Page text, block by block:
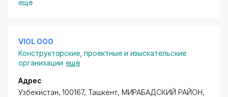
профилированная мембрана, геотекстиль, ПВХ
ещё
VIOL ООО
Конструкторские, проектные и изыскательские
организации ещё
Адрес
Узбекистан, 100167, Ташкент, МИРАБАДСКИЙ РАЙОН,